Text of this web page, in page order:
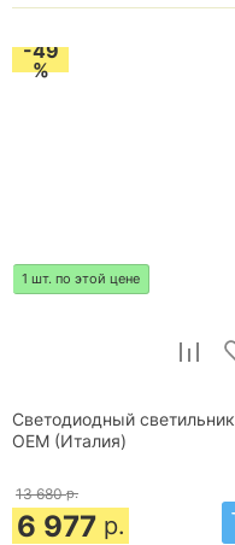
-49
%
1 шт. по этой цене
Светодиодный светильник
OEM (Италия)
13 680 р.
6 977 р.